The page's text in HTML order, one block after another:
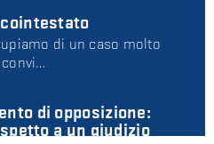
di un caso molto
di opposizione:
a un giudizio